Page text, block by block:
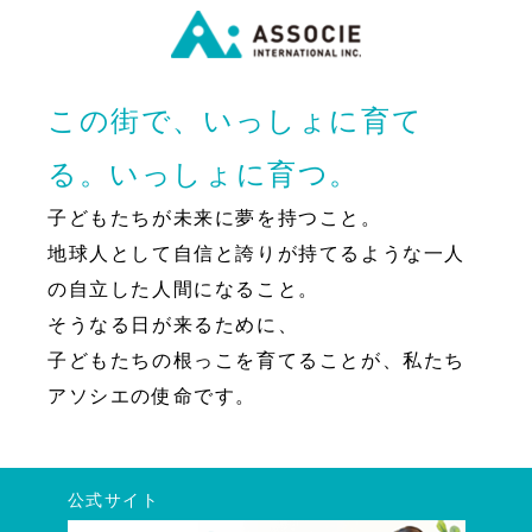
この街で、いっしょに育て
る。いっしょに育つ。
子どもたちが未来に夢を持つこと。
地球人として自信と誇りが持てるような一人
の自立した人間になること。
そうなる日が来るために、
子どもたちの根っこを育てることが、私たち
アソシエの使命です。
公式サイト